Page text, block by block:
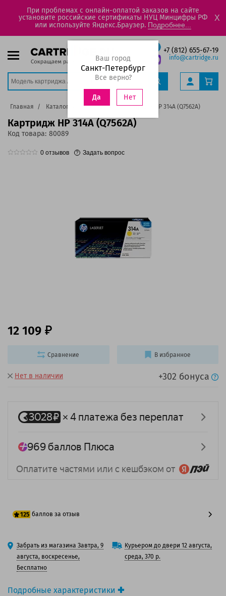
При проблемах с онлайн-оплатой заказов на сайте
установите российские сертификаты НУЦ Минцифры РФ
или используйте Яндекс.Браузер. Подробнее...
X
+7 (812) 655-67-19
info@cartridge.ru
Ваш город
Санкт-Петербург
Все верно?
Да Нет
Главная Каталог Картриджи Картридж HP 314A (Q7562A)
Картридж HP 314A (Q7562A)
Код товара: 80089
0 отзывов Задать вопрос
Подробные характеристики
Нет в наличии +302 бонуса
12 109
125 баллов за отзыв
100 баллов
125 баллов
Забрать из магазина Завтра, 9
августа, воскресенье,
Бесплатно
Курьером до двери 12 августа,
среда, 370 р.
Сравнение В избранное